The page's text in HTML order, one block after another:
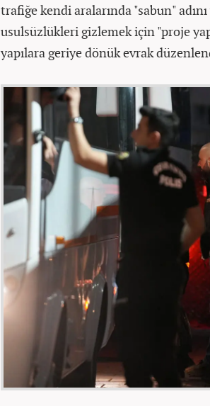
trafiğe kendi aralarında "sabun"
usulsüzlükleri gizlemek için "proje
yapılara geriye dönük evrak